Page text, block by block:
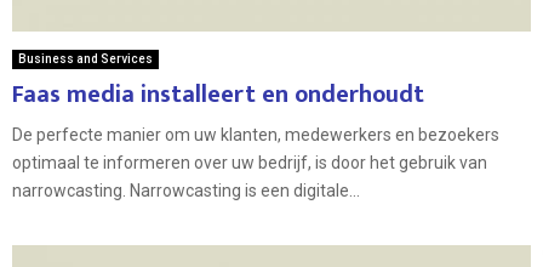
Business and Services
Faas media installeert en onderhoudt
De perfecte manier om uw klanten, medewerkers en bezoekers
optimaal te informeren over uw bedrijf, is door het gebruik van
narrowcasting. Narrowcasting is een digitale...